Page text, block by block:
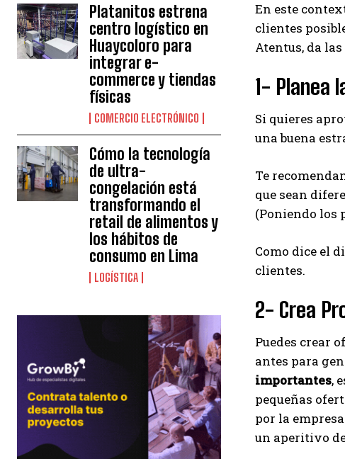
Platanitos estrena
centro logístico en
Huaycoloro para
integrar e-
commerce y tiendas
físicas
COMERCIO ELECTRÓNICO
Cómo la tecnología
de ultra-
congelación está
transformando el
retail de alimentos y
los hábitos de
consumo en Lima
LOGÍSTICA
En este
clientes
Atentus, da
1- Planea
Si quieres
una buena
Te
que sean
(Poniendo los
Como dice el
clientes.
2- Crea
Puedes crear
antes para
importantes,
pequeñas
por la
un aperitivo